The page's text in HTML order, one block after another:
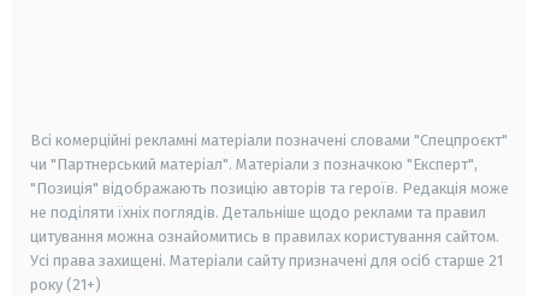
Всі комерційні рекламні матеріали позначені словами "Спецпроєкт"
чи "Партнерський матеріал". Матеріали з позначкою "Експерт",
"Позиція" відображають позицію авторів та героїв. Редакція може
не поділяти їхніх поглядів. Детальніше щодо реклами та правил
цитування можна ознайомитись в правилах користування сайтом.
Усі права захищені. Матеріали сайту призначені для осіб старше 21
року (21+)